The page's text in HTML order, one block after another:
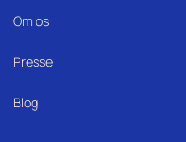
Om os
Presse
Blog